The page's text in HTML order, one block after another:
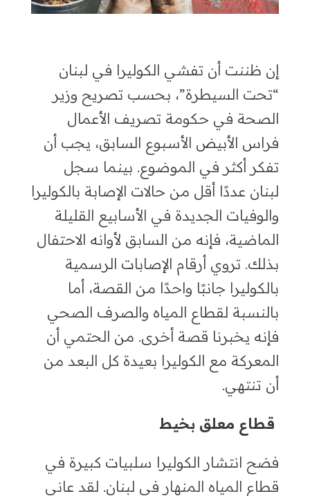
إن ظننت أن تفشي الكوليرا في لبنان
“تحت السيطرة”، بحسب تصريح وزير
الصحة في حكومة تصريف الأعمال
فراس الأبيض الأسبوع السابق،يجب أن
تفكر أكثر في الموضوع.بينما سجل
لبنان عددًا أقل من حالات الإصابة بالكوليرا
والوفيات الجديدة في الأسابيع القليلة
الماضية، فإنه من السابق لأوانه الاحتفال
بذلك. تروي أرقام الإصابات الرسمية
بالكوليرا جانبًا واحدًا من القصة،أما
بالنسبة لقطاع المياه والصرف الصحي
فإنه يخبرنا قصة أخرى.من الحتمي أن
المعركة مع الكوليرا بعيدة كل البعد من
أن تنتهي.
قطاع معلق بخيط
فضح انتشار الكوليرا سلبيات كبيرة في
قطاع المياه المنهار في لبنان. لقد عانى